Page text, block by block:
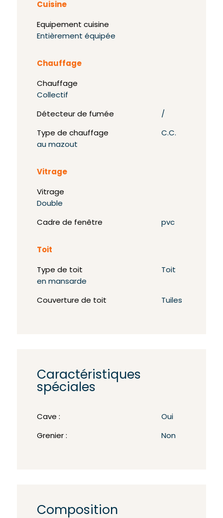
Cuisine
Equipement cuisine
Entièrement équipée
Chauffage
Chauffage
Collectif
Détecteur de fumée /
Type de chauffage
C.C.
au mazout
Vitrage
Vitrage
Double
Cadre de fenêtre pvc
Toit
Type de toit
Toit
en mansarde
Couverture de toit Tuiles
Caractéristiques
spéciales
Cave : Oui
Grenier : Non
Composition